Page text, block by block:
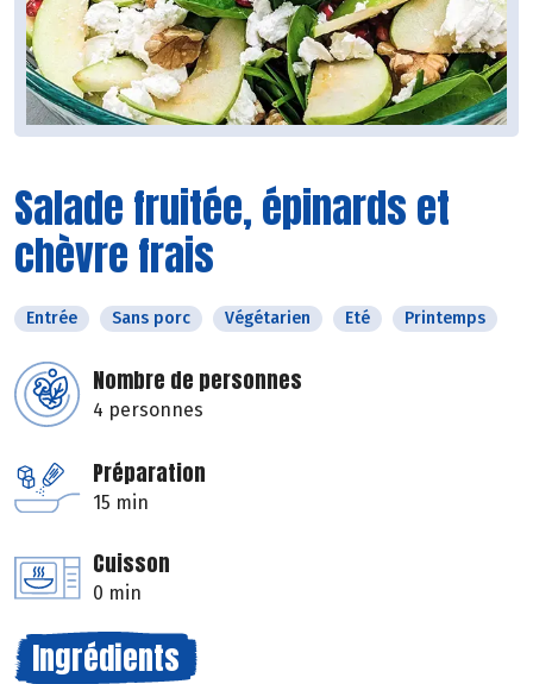
Salade fruitée, épinards et
chèvre frais
Entrée Sans porc Végétarien Eté Printemps
Nombre de personnes
4 personnes
Préparation
15 min
Cuisson
0 min
Ingrédients